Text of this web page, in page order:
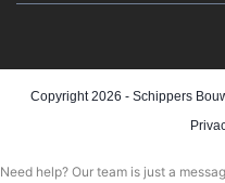
Copyright 2026 - Schippers
Need help? Our team is just a